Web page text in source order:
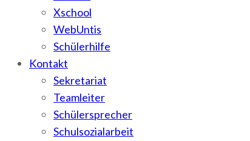
Xschool
WebUntis
Schülerhilfe
Kontakt
Sekretariat
Teamleiter
Schülersprecher
Schulsozialarbeit